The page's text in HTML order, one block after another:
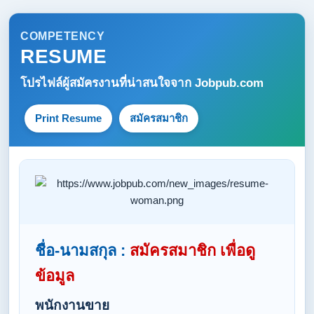
COMPETENCY
RESUME
โปรไฟล์ผู้สมัครงานที่น่าสนใจจาก Jobpub.com
Print Resume สมัครสมาชิก
ชื่อ-นามสกุล : สมัครสมาชิก เพื่อดู
ข้อมูล
พนักงานขาย